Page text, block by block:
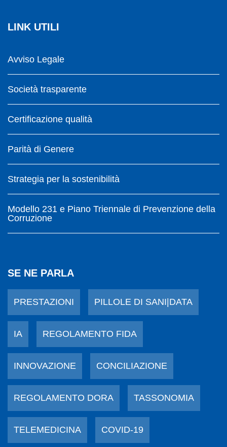
LINK UTILI
Avviso Legale
Società trasparente
Certificazione qualità
Parità di Genere
Strategia per la sostenibilità
Modello 231 e Piano Triennale di Prevenzione della
Corruzione
SE NE PARLA
PRESTAZIONI PILLOLE DI SANI|DATA
IA REGOLAMENTO FIDA
INNOVAZIONE CONCILIAZIONE
REGOLAMENTO DORA TASSONOMIA
TELEMEDICINA COVID-19